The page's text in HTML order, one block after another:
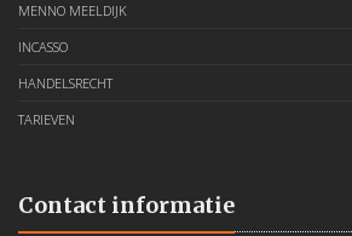
MENNO MEELDIJK
INCASSO
HANDELSRECHT
TARIEVEN
Contact informatie